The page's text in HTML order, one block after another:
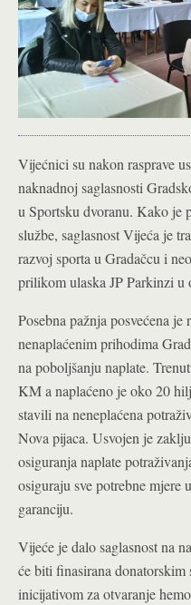
Vijećnici su nakon rasprave
naknadnoj saglasnosti
u Sportsku dvoranu. Kako je
službe, saglasnost Vijeća je
razvoj sporta u Gradačcu i
prilikom ulaska JP Parkinzi u
Posebna pažnja posvećena
nenaplaćenim prihodima
na poboljšanju naplate.
KM a naplaćeno je oko 20
stavili na neneplaćena
Nova pijaca. Usvojen je
osiguranja naplate
osiguraju sve potrebne
garanciju.
Vijeće je dalo saglasnost na
će biti finasirana donatorskim
inicijativom za otvaranje